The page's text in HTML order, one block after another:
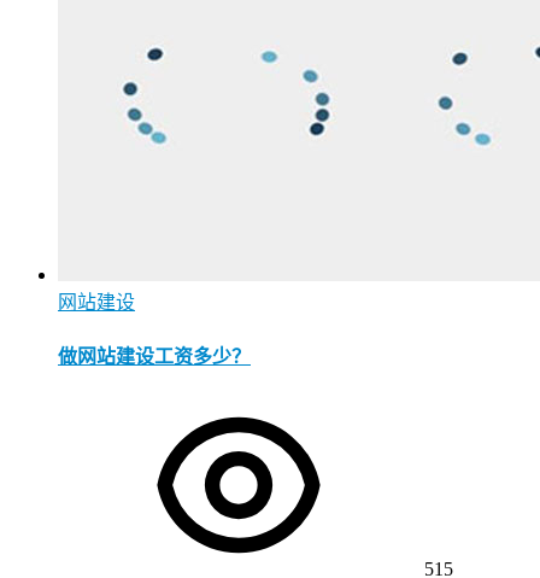
网站建设
做网站建设工资多少？
515